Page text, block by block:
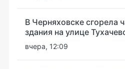
В Черняховске сгорела
здания на улице
вчера, 12:09